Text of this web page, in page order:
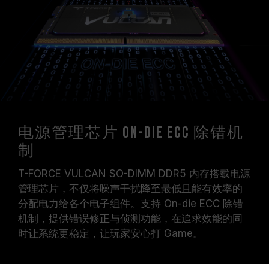
电源管理芯片 On-die ECC 除错机
制
T-FORCE VULCAN SO-DIMM DDR5 内存搭载电源
管理芯片，不仅将噪声干扰降至最低且能有效率的
分配电力给各个电子组件。支持 On-die ECC 除错
机制，提供错误修正与侦测功能，在追求效能的同
时让系统更稳定，让玩家安心打 Game。